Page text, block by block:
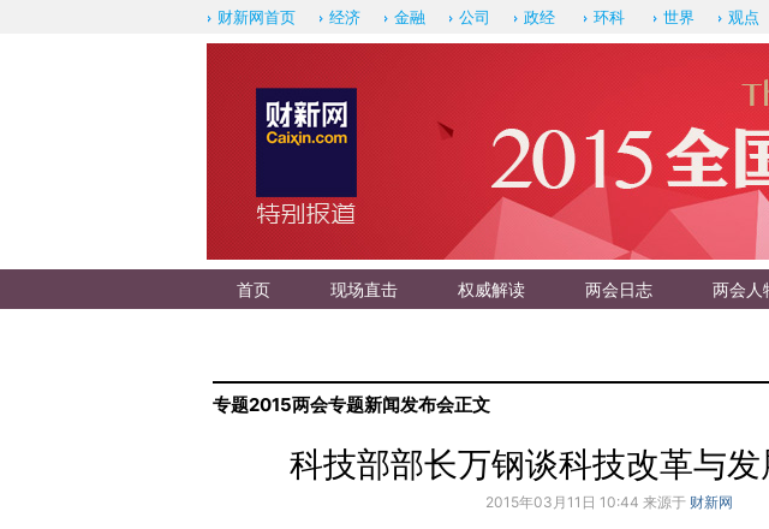
财新网首页 经济 金融 公司 政经 环科 世界 观点
首页 现场直击 权威解读 两会日志 两会人
专题2015两会专题新闻发布会正文
科技部部长万钢谈科技改革与发
2015年03月11日 10:44 来源于 财新网